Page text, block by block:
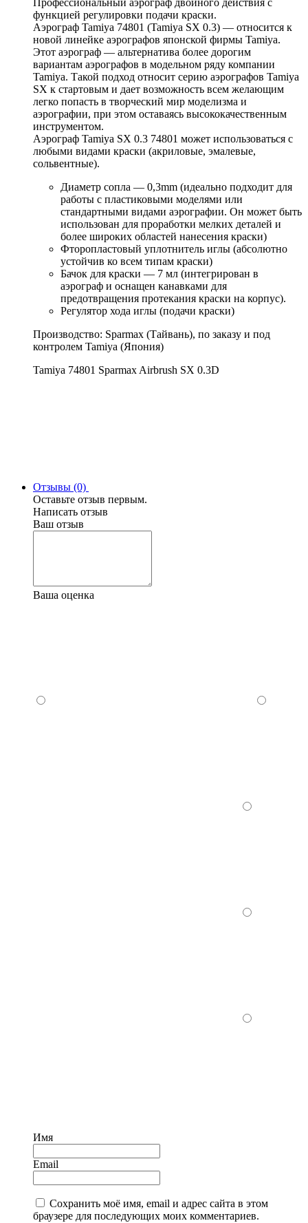
функцией регулировки подачи краски.
Аэрограф Tamiya 74801 (Tamiya SX 0.3) — относится к
новой линейке аэрографов японской фирмы Tamiya.
Этот аэрограф — альтернатива более дорогим
вариантам аэрографов в модельном ряду компании
Tamiya. Такой подход относит серию аэрографов Tamiya
SX к стартовым и дает возможность всем желающим
легко попасть в творческий мир моделизма и
аэрографии, при этом оставаясь высококачественным
инструментом.
Аэрограф Tamiya SX 0.3 74801 может использоваться с
любыми видами краски (акриловые, эмалевые,
сольвентные).
Диаметр сопла — 0,3mm (идеально подходит для
работы с пластиковыми моделями или
стандартными видами аэрографии. Он может быть
использован для проработки мелких деталей и
более широких областей нанесения краски)
Фторопластовый уплотнитель иглы (абсолютно
устойчив ко всем типам краски)
Бачок для краски — 7 мл (интегрирован в
аэрограф и оснащен канавками для
предотвращения протекания краски на корпус).
Регулятор хода иглы (подачи краски)
Производство: Sparmax (Тайвань), по заказу и под
контролем Tamiya (Япония)
Tamiya 74801 Sparmax Airbrush SX 0.3D
Отзывы (0)
Оставьте отзыв первым.
Написать отзыв
Ваш отзыв
Ваша оценка
Имя
Email
Сохранить моё имя, email и адрес сайта в этом
браузере для последующих моих комментариев.